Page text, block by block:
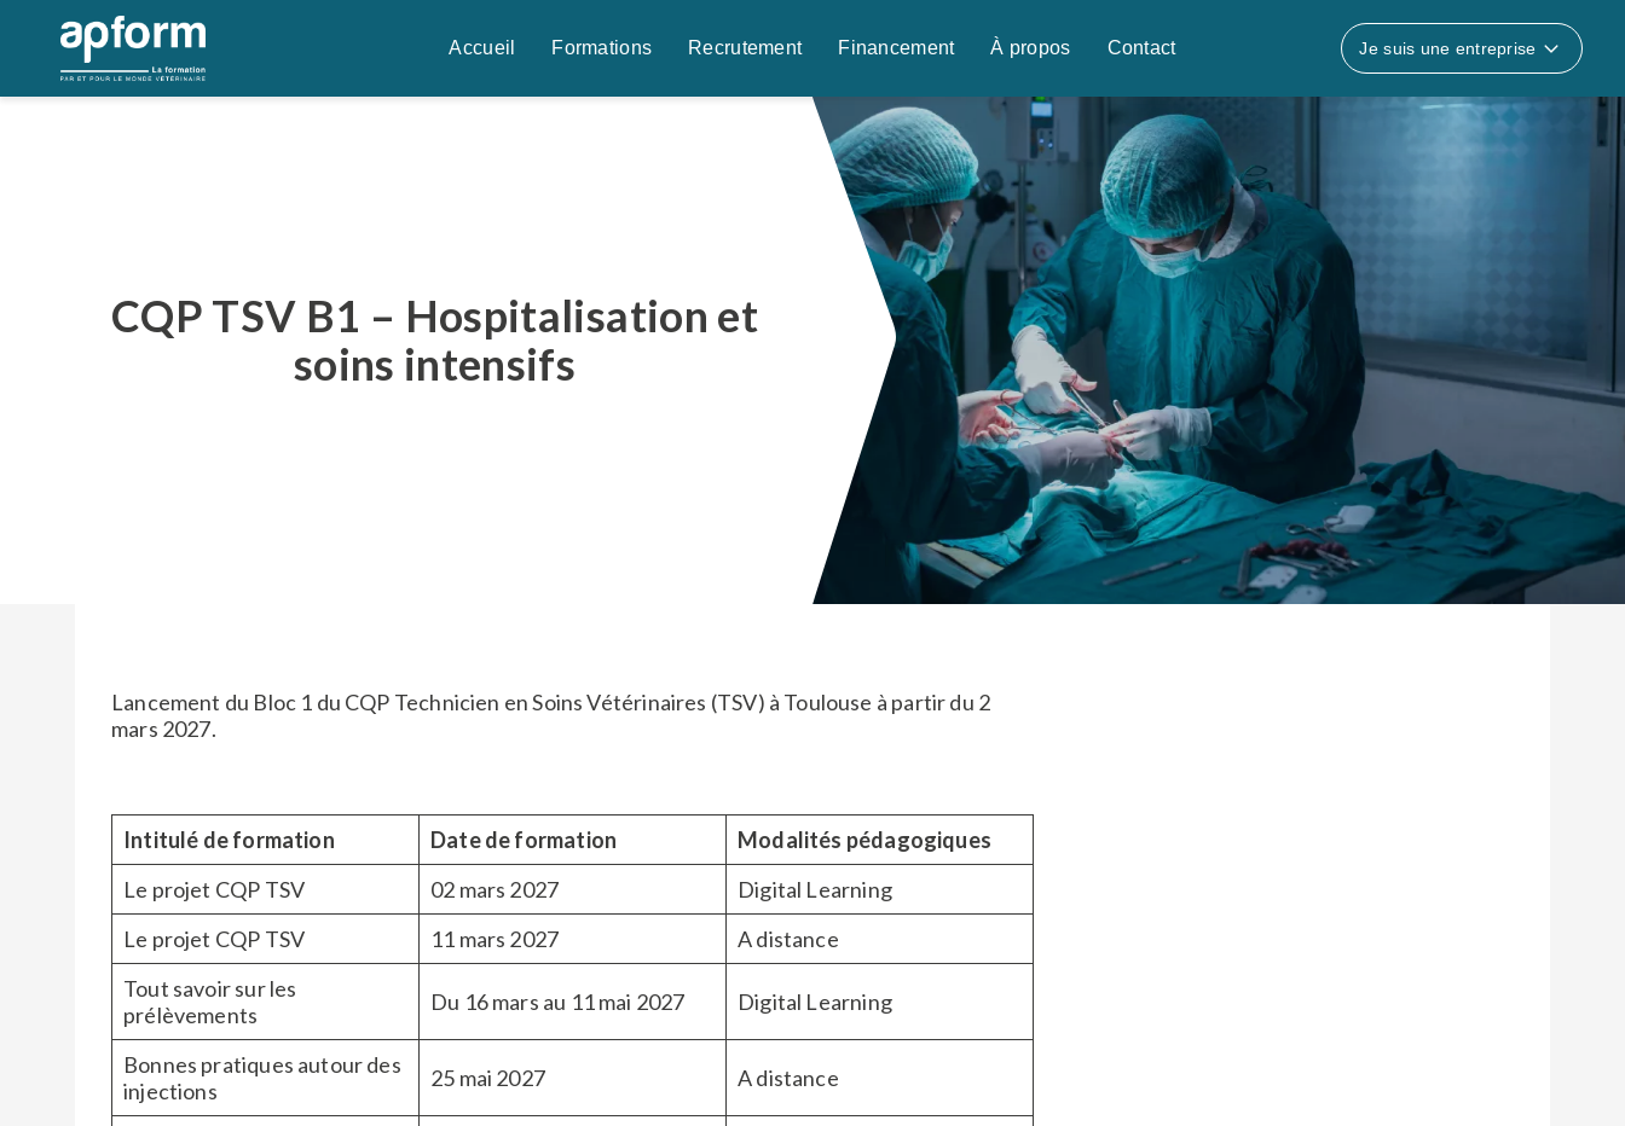
contenu
Accueil Formations Recrutement Financement À propos Contact Je suis une entreprise
CQP TSV B1 – Hospitalisation et
soins intensifs
Lancement du Bloc 1 du CQP Technicien en Soins Vétérinaires (TSV) à Toulouse à partir du 2
mars 2027.
Intitulé de formation Date de formation
Modalités pédagogiques
Le projet CQP TSV
02 mars 2027
Digital Learning
Le projet CQP TSV
11 mars 2027
A distance
Tout savoir sur les
prélèvements
Du 16 mars au 11 mai 2027 Digital Learning
Bonnes pratiques autour des
injections
25 mai 2027 A distance